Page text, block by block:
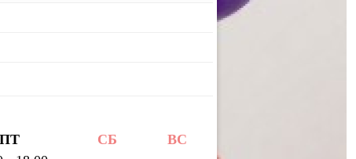
ПТ
СБ
ВС